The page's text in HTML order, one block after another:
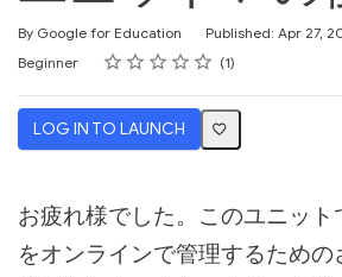
By Google for Education Published: Apr 27,
Duration
Difficulty
Beginner Rating
1 star
2 stars
3 stars
4 stars
5 stars
Average rating: 2.0 1
1 review
LOG IN TO LAUNCH
お疲れ様でした。このユニット
をオンラインで管理するための